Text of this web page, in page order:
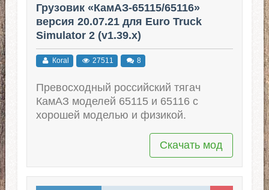
Грузовик «КамАЗ-65115/65116»
версия 20.07.21 для Euro Truck
Simulator 2 (v1.39.x)
Кoral 27511 8
Превосходный российский тягач
КамАЗ моделей 65115 и 65116 с
хорошей моделью и физикой.
Скачать мод